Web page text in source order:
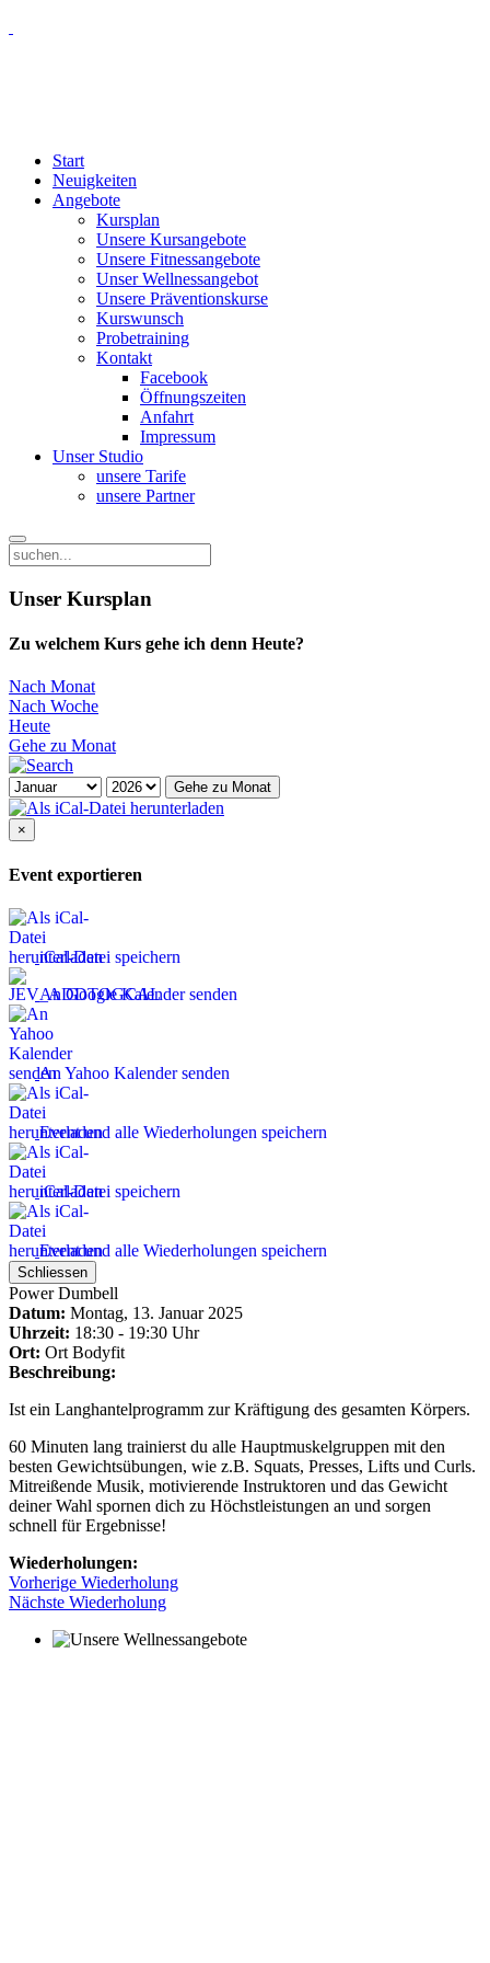
Start
Neuigkeiten
Angebote
Kursplan
Unsere Kursangebote
Unsere Fitnessangebote
Unser Wellnessangebot
Unsere Präventionskurse
Kurswunsch
Probetraining
Kontakt
Facebook
Öffnungszeiten
Anfahrt
Impressum
Unser Studio
unsere Tarife
unsere Partner
Unser Kursplan
Zu welchem Kurs gehe ich denn Heute?
Nach Monat
Nach Woche
Heute
Gehe zu Monat
Gehe zu Monat
×
Event exportieren
iCal-Datei speichern
An Google Kalender senden
An Yahoo Kalender senden
Event und alle Wiederholungen speichern
iCal-Datei speichern
Event und alle Wiederholungen speichern
Schliessen
Power Dumbell
Datum: Montag, 13. Januar 2025
Uhrzeit: 18:30 - 19:30 Uhr
Ort: Ort Bodyfit
Beschreibung:
Ist ein Langhantelprogramm zur Kräftigung des gesamten Körpers.
60 Minuten lang trainierst du alle Hauptmuskelgruppen mit den
besten Gewichtsübungen, wie z.B. Squats, Presses, Lifts und Curls.
Mitreißende Musik, motivierende Instruktoren und das Gewicht
deiner Wahl spornen dich zu Höchstleistungen an und sorgen
schnell für Ergebnisse!
Wiederholungen:
Vorherige Wiederholung
Nächste Wiederholung